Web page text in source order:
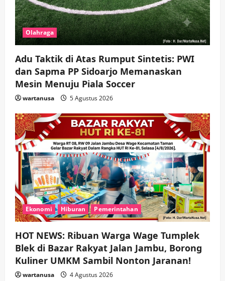
Olahraga
Adu Taktik di Atas Rumput Sintetis: PWI
dan Sapma PP Sidoarjo Memanaskan
Mesin Menuju Piala Soccer
wartanusa 5 Agustus 2026
Ekonomi Hiburan Pemerintahan
HOT NEWS: Ribuan Warga Wage Tumplek
Blek di Bazar Rakyat Jalan Jambu, Borong
Kuliner UMKM Sambil Nonton Jaranan!
wartanusa 4 Agustus 2026